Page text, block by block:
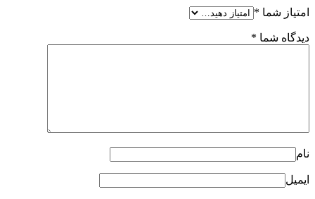
امتیاز شما *
دیدگاه شما *
نام
ایمیل